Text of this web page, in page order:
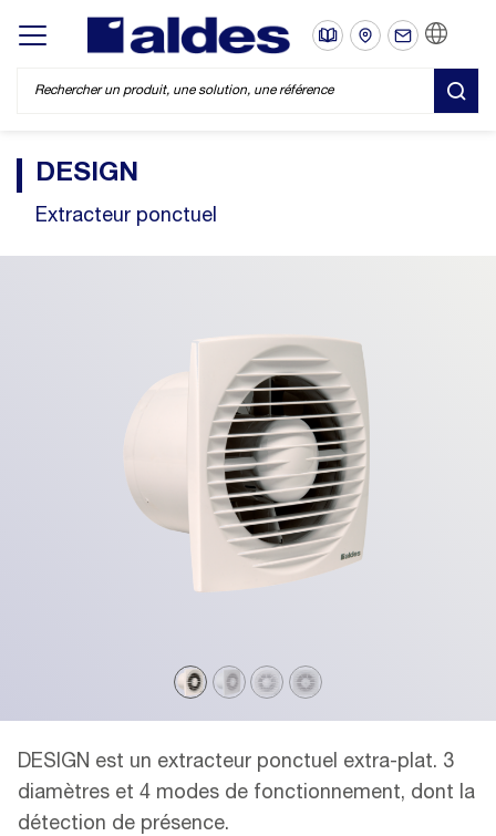
Display/hide main menu
DESIGN
Extracteur ponctuel
DESIGN est un extracteur ponctuel extra-plat. 3
diamètres et 4 modes de fonctionnement, dont la
détection de présence.